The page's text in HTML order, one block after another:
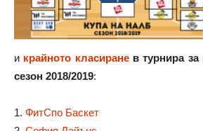
и крайното класиранев турнира за
сезон 2018/2019:
1. ФитСпо Баскет